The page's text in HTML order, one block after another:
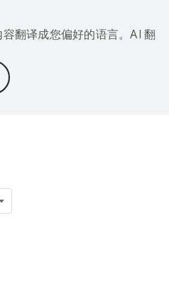
翻译成您偏好的语言。AI 翻